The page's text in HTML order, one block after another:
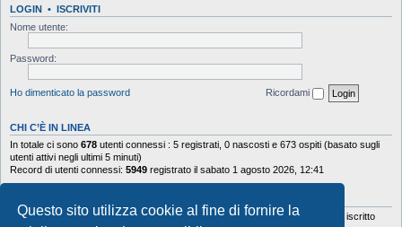
Questo sito utilizza cookie al fine di fornire la
LOGIN • ISCRIVITI
Nome utente:
Password:
Ho dimenticato la password Ricordami
CHI C’È IN LINEA
In totale ci sono 678 utenti connessi : 5 registrati, 0 nascosti e 673 ospiti (basato sugli
utenti attivi negli ultimi 5 minuti)
Record di utenti connessi: 5949 registrato il sabato 1 agosto 2026, 12:41
Totale messaggi103644• Totale argomenti 9878• Totale iscritti 5630
• Ultimo iscritto